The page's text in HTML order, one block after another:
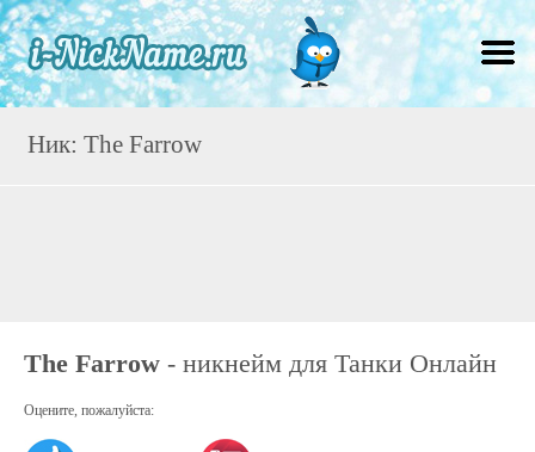
Ник: The Farrow
The Farrow - никнейм для Танки Онлайн
Оцените, пожалуйста: